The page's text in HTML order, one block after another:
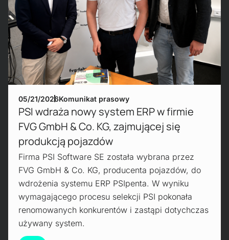
05/21/2026Komunikat prasowy
PSI wdraża nowy system ERP w firmie
FVG GmbH & Co. KG, zajmującej się
produkcją pojazdów
Firma PSI Software SE została wybrana przez
FVG GmbH & Co. KG, producenta pojazdów, do
wdrożenia systemu ERP PSIpenta. W wyniku
wymagającego procesu selekcji PSI pokonała
renomowanych konkurentów i zastąpi dotychczas
używany system.